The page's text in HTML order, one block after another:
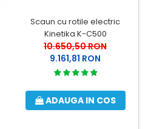
Scaun cu rotile electric
Kinetika K-C500
10.650,50 RON
9.161,81 RON
ADAUGA IN COS